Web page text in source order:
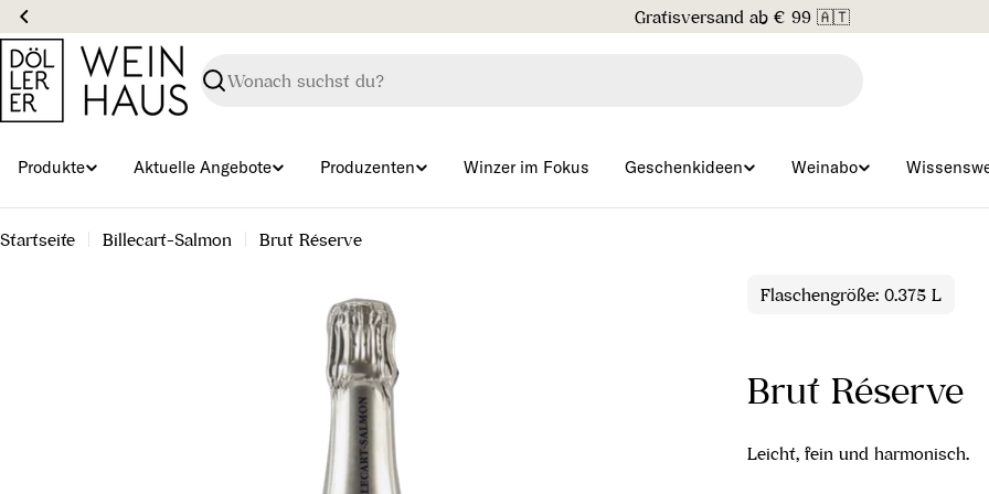
Zum
Inhalt
springen
Gratisversand ab € 99 🇦🇹
Suchen
Produkte Aktuelle Angebote Produzenten Winzer im Fokus Geschenkideen Weinabo
Startseite Billecart-Salmon Brut Réserve
Flaschengröße: 0.375 L
Brut Réserve
Leicht, fein und harmonisch.